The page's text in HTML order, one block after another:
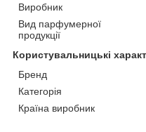
Виробник
Вид парфумерної
продукції
Користувальницькі
Бренд
Категорія
Країна виробник